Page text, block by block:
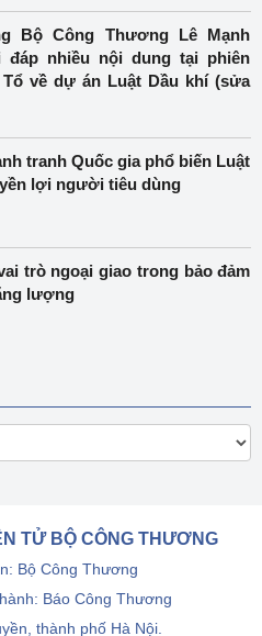
Bộ Công Thương Lê Mạnh
đáp nhiều nội dung tại phiên
về dự án Luật Dầu khí (sửa
tranh Quốc gia phổ biến Luật
lợi người tiêu dùng
trò ngoại giao trong bảo đảm
lượng
TỬ BỘ CÔNG THƯƠNG
Bộ Công Thương
Báo Công Thương
thành phố Hà Nội.